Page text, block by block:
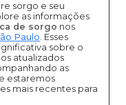
sorgo e seu
as informações
de sorgo nos
Paulo. Esses
sobre o
atualizados
as
estaremos
mais recentes para